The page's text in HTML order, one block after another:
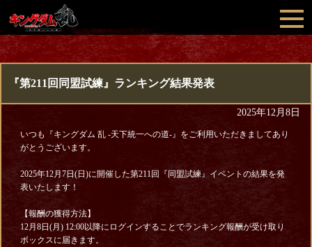
『第211回同盟試練』ランキング結果発表
2025年12月8日
いつも『キングダム 乱 -天下統一への道-』をご利用いただきましてあり
がとうございます。
2025年12月7日(日)に開催した第211回『同盟試練』イベントの結果を発
表いたします！
【報酬の獲得方法】
12月8日(月) 12:00以降にログインすることでランキング報酬が受け取り
ボックスに届きます。